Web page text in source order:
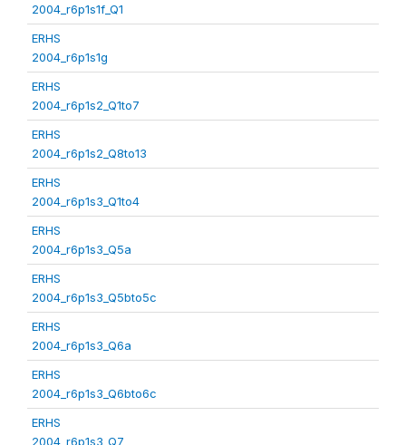
2004_r6p1s1f_Q1
ERHS
2004_r6p1s1g
ERHS
2004_r6p1s2_Q1to7
ERHS
2004_r6p1s2_Q8to13
ERHS
2004_r6p1s3_Q1to4
ERHS
2004_r6p1s3_Q5a
ERHS
2004_r6p1s3_Q5bto5c
ERHS
2004_r6p1s3_Q6a
ERHS
2004_r6p1s3_Q6bto6c
ERHS
2004_r6p1s3_Q7